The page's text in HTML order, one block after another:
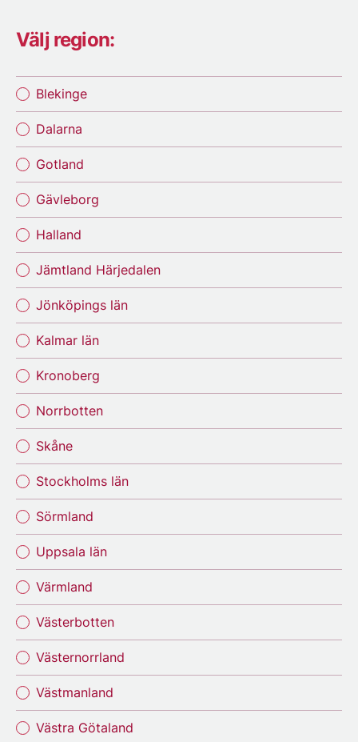
Välj region:
Blekinge
Dalarna
Gotland
Gävleborg
Halland
Jämtland Härjedalen
Jönköpings län
Kalmar län
Kronoberg
Norrbotten
Skåne
Stockholms län
Sörmland
Uppsala län
Värmland
Västerbotten
Västernorrland
Västmanland
Västra Götaland